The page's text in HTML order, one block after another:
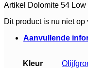
Artikel Dolomite 54 Low
Dit product is nu niet
Aanvullende
Kleur